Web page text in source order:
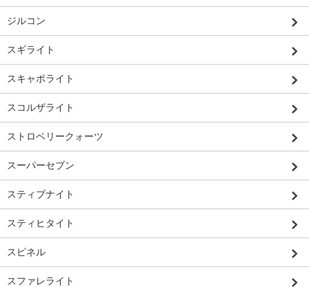
ジルコン
スギライト
スキャポライト
スコルザライト
ストロベリークォーツ
スーパーセブン
スティブナイト
スティヒタイト
スピネル
スファレライト